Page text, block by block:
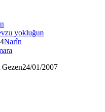
yokluğun
Narîn
24/01/2007